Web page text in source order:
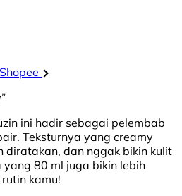
ini hadir sebagai pelembab
Teksturnya yang creamy
diratakan, dan nggak bikin kulit
80 ml juga bikin lebih
kamu!